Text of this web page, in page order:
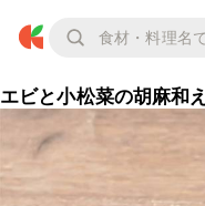
エビと小松菜の胡麻和え